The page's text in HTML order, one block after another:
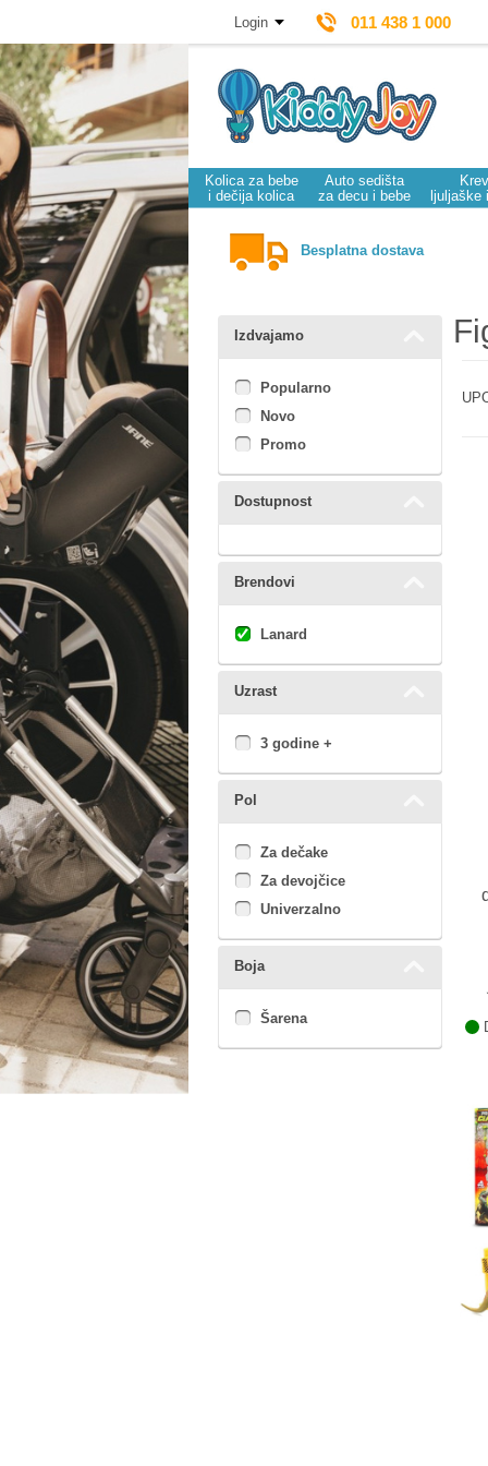
Login 011 438 1 000
Kolica za bebe
i dečija kolica
Auto sedišta
za decu i bebe
ljuljaške
Besplatna dostava
Izdvajamo
Popularno
Novo
Promo
Dostupnost
Brendovi
Lanard
Uzrast
3 godine +
Pol
Za dečake
Za devojčice
Univerzalno
Boja
Šarena